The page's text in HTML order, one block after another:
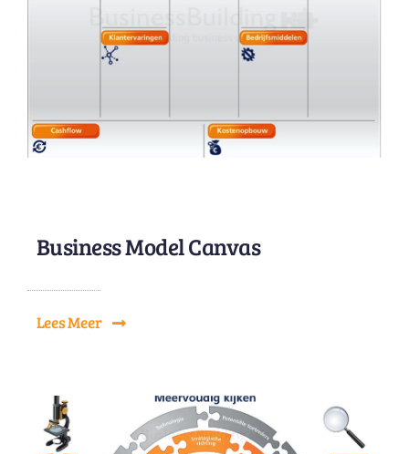
Business Model Canvas
Lees Meer